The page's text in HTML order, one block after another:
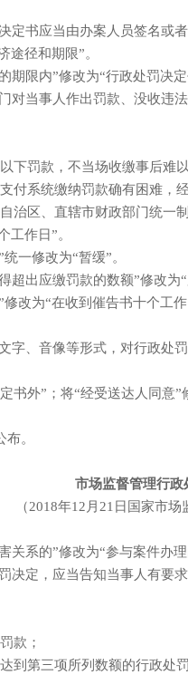
书应当由办案人员签名或
径和期限”。
限内”修改为“行政处罚决定
当事人作出罚款、没收违
下罚款，不当场收缴事后难
付系统缴纳罚款确有困难，
治区、直辖市财政部门统一
作日”。
一修改为“暂缓”。
应缴罚款的数额”修改为“
为“在收到催告书十个工
、音像等形式，对行政处
外”；将“经受送达人同意”
布。
市场监督管理行
（2018年12月21日国家市
的”修改为“参与案件办
定，应当告知当事人有要求
款；
到第三项所列数额的行政处罚